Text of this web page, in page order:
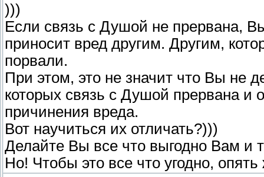
)))
Если связь с Душой не прервана,
приносит вред другим. Другим,
порвали.
При этом, это не значит что Вы не
которых связь с Душой прервана и
причинения вреда.
Вот научиться их отличать?)))
Делайте Вы все что выгодно Вам и
Но! Чтобы это все что угодно,